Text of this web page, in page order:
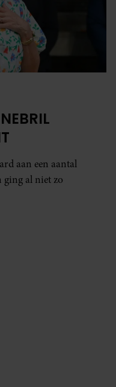
aan een aantal
ging al niet zo